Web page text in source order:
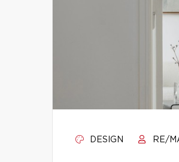
DESIGN RE/